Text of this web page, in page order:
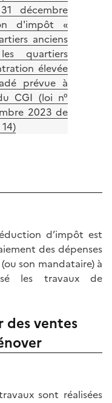
décembre
d'impôt «
anciens
quartiers
élevée
prévue à
CGI (loi n°
2023 de
d’impôt est
des dépenses
son mandataire) à
les travaux de
des ventes
sont réalisées